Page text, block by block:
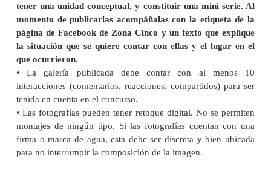
tener una unidad conceptual, y constituir una mini serie. Al
momento de publicarlas acompáñalas con la etiqueta de la
página de Facebook de Zona Cinco y un texto que explique
la situación que se quiere contar con ellas y el lugar en el
que ocurrieron.
• La galería publicada debe contar con al menos 10
interacciones (comentarios, reacciones, compartidos) para ser
tenida en cuenta en el concurso.
• Las fotografías pueden tener retoque digital. No se permiten
montajes de ningún tipo. Si las fotografías cuentan con una
firma o marca de agua, esta debe ser discreta y bien ubicada
para no interrumpir la composición de la imagen.